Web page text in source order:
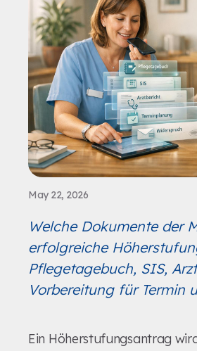
May 22, 2026
Welche Dokumente der
erfolgreiche
Pflegetagebuch, SIS,
Vorbereitung für Termin
Ein Höherstufungsantrag